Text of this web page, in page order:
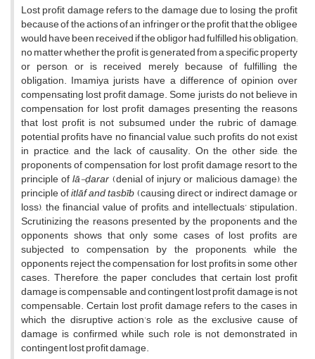
Lost profit damage refers to the damage due to losing the profit
because of the actions of an infringer or the profit that the obligee
would have been received if the obligor had fulfilled his obligation;
no matter whether the profit is generated from a specific property
or person, or is received merely because of fulfilling the
obligation. Imamiya jurists have a difference of opinion over
compensating lost profit damage. Some jurists do not believe in
compensation for lost profit damages presenting the reasons
that lost profit is not subsumed under the rubric of damage,
potential profits have no financial value, such profits do not exist
in practice, and the lack of causality. On the other side, the
proponents of compensation for lost profit damage resort to the
principle oflā-ḍarar(denial of injury or malicious damage), the
principle ofitlāf and tasbīb(causing direct or indirect damage or
loss), the financial value of profits, and intellectuals’ stipulation.
Scrutinizing the reasons presented by the proponents and the
opponents shows that only some cases of lost profits are
subjected to compensation by the proponents, while the
opponents reject the compensation for lost profits in some other
cases. Therefore, the paper concludes that certain lost profit
damage is compensable and contingent lost profit damage is not
compensable. Certain lost profit damage refers to the cases in
which the disruptive action’s role as the exclusive cause of
damage is confirmed, while such role is not demonstrated in
contingent lost profit damage.